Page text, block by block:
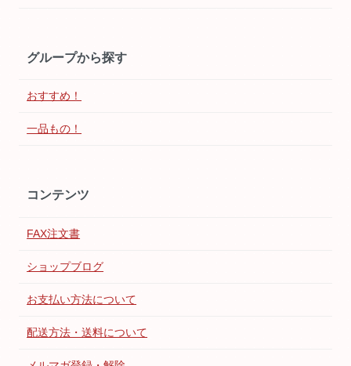
グループから探す
おすすめ！
一品もの！
コンテンツ
FAX注文書
ショップブログ
お支払い方法について
配送方法・送料について